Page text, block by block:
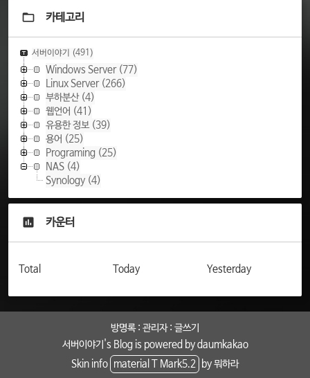
카테고리
서버이야기 (491)
Windows Server(77)
Linux Server(266)
부하분산(4)
웹언어 (41)
유용한 정보(39)
용어 (25)
Programing (25)
NAS (4)
Synology (4)
카운터
Total Today Yesterday
방명록: 관리자: 글쓰기
서버이야기 's Blog is powered bydaumkakao
Skin info material T Mark5.2 by 뭐하라